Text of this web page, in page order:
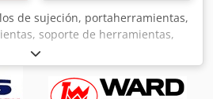
de sujeción, portaherramientas,
soporte de herramientas,
de fresado, casquillos
Erwgjpjck -Cantidad: 32 casquillos
tamaños y fabricantes -Venta: solo